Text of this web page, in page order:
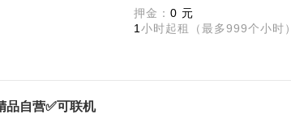
押金： 0 元
1 小时起租（最多999个小时）
品自营✅可联机